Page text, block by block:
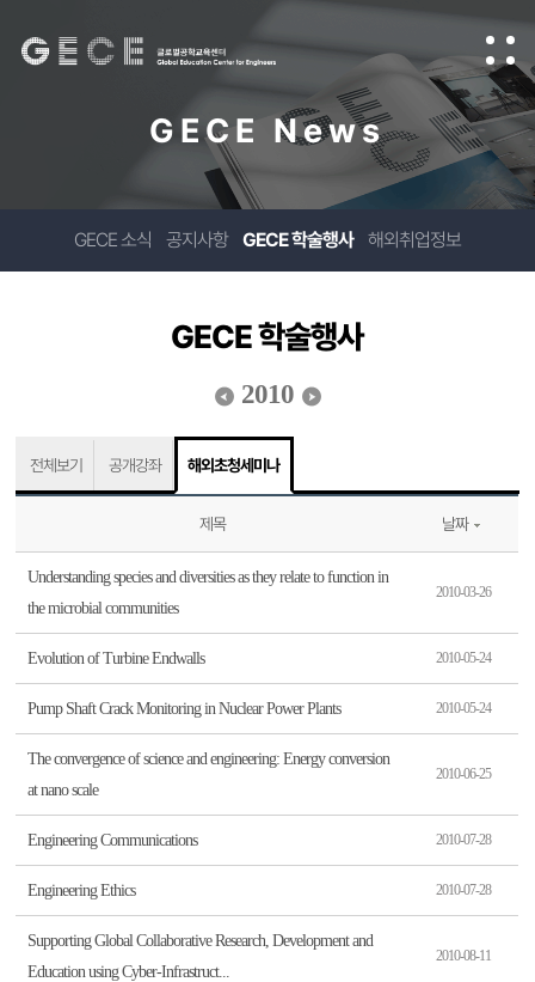
GECE News
GECE 소식 공지사항 GECE 학술행사 해외취업정보
GECE 학술행사
2010
전체보기 공개강좌 해외초청세미나
제목 날짜
Understanding species and diversities as they relate to function in
the microbial communities
2010-03-26
Evolution of Turbine Endwalls 2010-05-24
Pump Shaft Crack Monitoring in Nuclear Power Plants 2010-05-24
The convergence of science and engineering: Energy conversion
at nano scale
2010-06-25
Engineering Communications 2010-07-28
Engineering Ethics 2010-07-28
Supporting Global Collaborative Research, Development and
Education using Cyber-Infrastruct...
2010-08-11